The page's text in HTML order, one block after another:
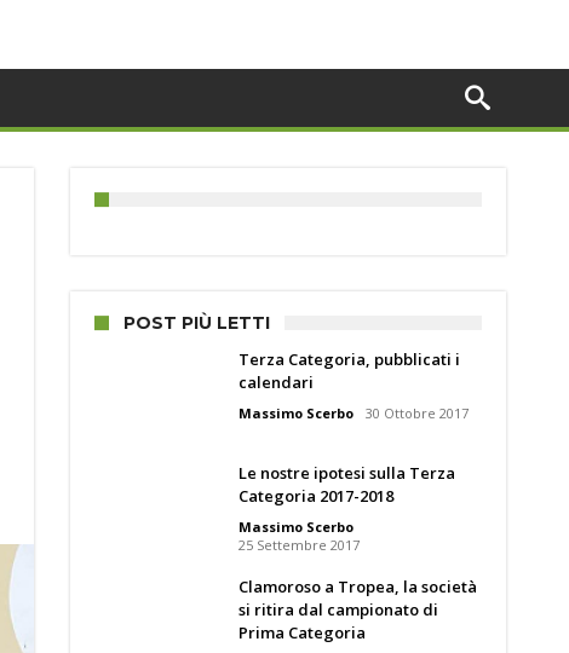
POST PIÙ LETTI
Terza Categoria, pubblicati i
calendari
Massimo Scerbo 30 Ottobre 2017
Le nostre ipotesi sulla Terza
Categoria 2017-2018
Massimo Scerbo
25 Settembre 2017
Clamoroso a Tropea, la società
si ritira dal campionato di
Prima Categoria